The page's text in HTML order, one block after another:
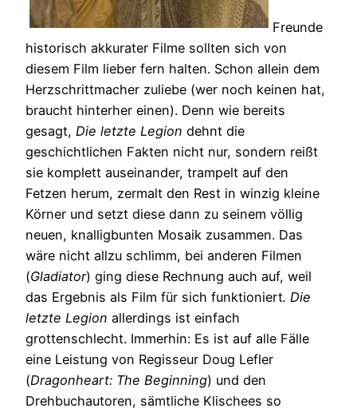
Freunde
historisch akkurater Filme sollten sich von
diesem Film lieber fern halten. Schon allein dem
Herzschrittmacher zuliebe (wer noch keinen hat,
braucht hinterher einen). Denn wie bereits
gesagt, Die letzte Legion dehnt die
geschichtlichen Fakten nicht nur, sondern reißt
sie komplett auseinander, trampelt auf den
Fetzen herum, zermalt den Rest in winzig kleine
Körner und setzt diese dann zu seinem völlig
neuen, knalligbunten Mosaik zusammen. Das
wäre nicht allzu schlimm, bei anderen Filmen
(Gladiator) ging diese Rechnung auch auf, weil
das Ergebnis als Film für sich funktioniert. Die
letzte Legion allerdings ist einfach
grottenschlecht. Immerhin: Es ist auf alle Fälle
eine Leistung von Regisseur Doug Lefler
(Dragonheart: The Beginning) und den
Drehbuchautoren, sämtliche Klischees so